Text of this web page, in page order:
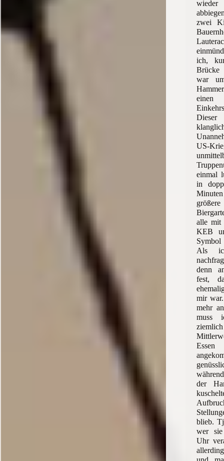
wieder
zwei
ich,
Brücke
war
US-
einmal
in
alle mit
KEB
Als
denn
fest,
mir
mehr
muss
Essen
der
blieb.
wer
Uhr